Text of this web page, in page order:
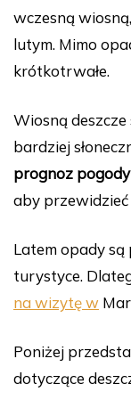
wczesną
lutym. Mimo
krótkotrwałe.
Wiosną deszcze
bardziej
prognoz pogody
aby
Latem opady
turystyce.
na wizytę w
Poniżej
dotyczące